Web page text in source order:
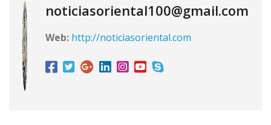
noticiasoriental100@gmail.com
Web: http://noticiasoriental.com